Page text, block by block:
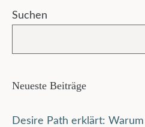
Suchen
Neueste Beiträge
Desire Path erklärt: